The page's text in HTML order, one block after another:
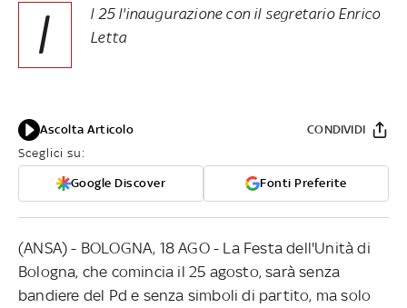
I
l 25 l'inaugurazione con il segretario Enrico
Letta
Ascolta Articolo
Sceglici su:
Google Discover Fonti Preferite
CONDIVIDI
(ANSA) - BOLOGNA, 18 AGO - La Festa dell'Unità di
Bologna, che comincia il 25 agosto, sarà senza
bandiere del Pd e senza simboli di partito, ma solo